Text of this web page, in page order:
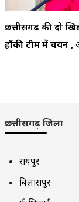
छत्तीसगढ़ की दो
हॉकी टीम में चयन
छत्तीसगढ़ जिला
रायपुर
बिलासपुर